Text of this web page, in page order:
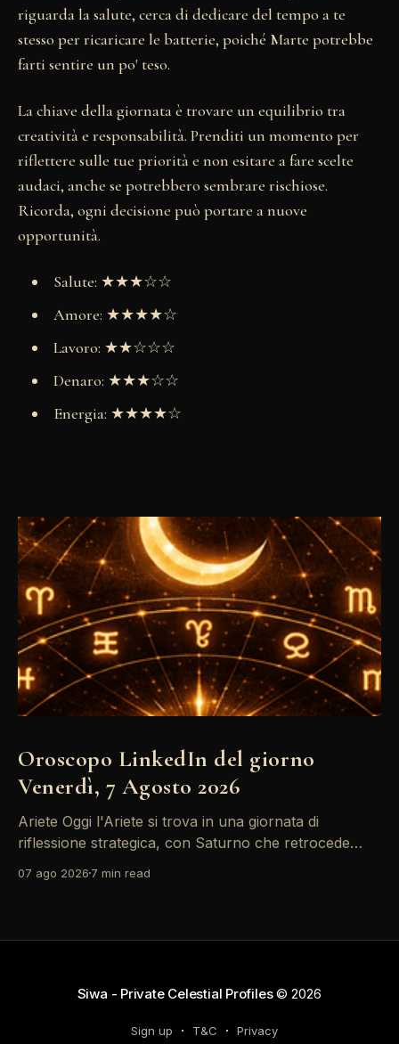
riguarda la salute, cerca di dedicare del tempo a te
stesso per ricaricare le batterie, poiché Marte potrebbe
farti sentire un po' teso.
La chiave della giornata è trovare un equilibrio tra
creatività e responsabilità. Prenditi un momento per
riflettere sulle tue priorità e non esitare a fare scelte
audaci, anche se potrebbero sembrare rischiose.
Ricorda, ogni decisione può portare a nuove
opportunità.
Salute: ★★★☆☆
Amore: ★★★★☆
Lavoro: ★★☆☆☆
Denaro: ★★★☆☆
Energia: ★★★★☆
Oroscopo LinkedIn del giorno
Venerdì, 7 Agosto 2026
Ariete Oggi l'Ariete si trova in una giornata di
riflessione strategica, con Saturno che retrocede
riconsiderare il tuo personal brand e l'engagement
07 ago 2026 7 min read
Siwa - Private Celestial Profiles© 2026
Sign up T&C Privacy